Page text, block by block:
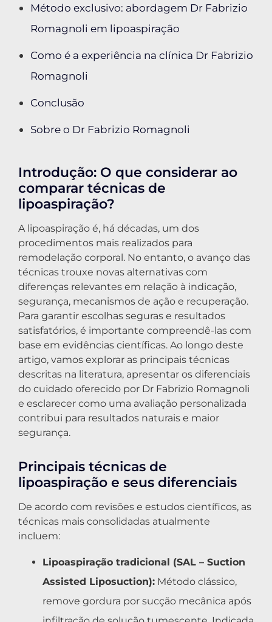
Método exclusivo: abordagem Dr Fabrizio
Romagnoli em lipoaspiração
Como é a experiência na clínica Dr Fabrizio
Romagnoli
Conclusão
Sobre o Dr Fabrizio Romagnoli
Introdução: O que considerar ao
comparar técnicas de
lipoaspiração?
A lipoaspiração é, há décadas, um dos
procedimentos mais realizados para
remodelação corporal. No entanto, o avanço das
técnicas trouxe novas alternativas com
diferenças relevantes em relação à indicação,
segurança, mecanismos de ação e recuperação.
Para garantir escolhas seguras e resultados
satisfatórios, é importante compreendê-las com
base em evidências científicas. Ao longo deste
artigo, vamos explorar as principais técnicas
descritas na literatura, apresentar os diferenciais
do cuidado oferecido por Dr Fabrizio Romagnoli
e esclarecer como uma avaliação personalizada
contribui para resultados naturais e maior
segurança.
Principais técnicas de
lipoaspiração e seus diferenciais
De acordo com revisões e estudos científicos, as
técnicas mais consolidadas atualmente
incluem:
Lipoaspiração tradicional (SAL – Suction
Assisted Liposuction): Método clássico,
remove gordura por sucção mecânica após